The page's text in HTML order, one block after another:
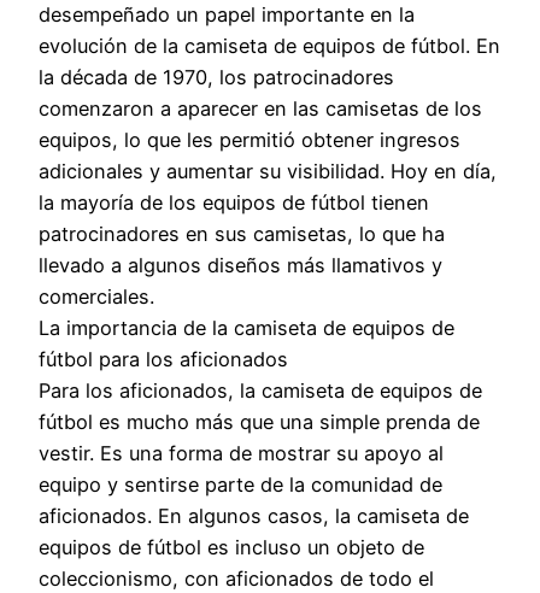
desempeñado un papel importante en la
evolución de la camiseta de equipos de fútbol. En
la década de 1970, los patrocinadores
comenzaron a aparecer en las camisetas de los
equipos, lo que les permitió obtener ingresos
adicionales y aumentar su visibilidad. Hoy en día,
la mayoría de los equipos de fútbol tienen
patrocinadores en sus camisetas, lo que ha
llevado a algunos diseños más llamativos y
comerciales.
La importancia de la camiseta de equipos de
fútbol para los aficionados
Para los aficionados, la camiseta de equipos de
fútbol es mucho más que una simple prenda de
vestir. Es una forma de mostrar su apoyo al
equipo y sentirse parte de la comunidad de
aficionados. En algunos casos, la camiseta de
equipos de fútbol es incluso un objeto de
coleccionismo, con aficionados de todo el